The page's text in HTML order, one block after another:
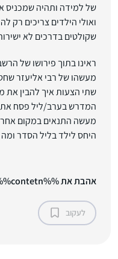
של למידה ותהיה שמכניס
ואולי הילדים צריכים רק
שקולטים בדרכים לא
ראינו בתוך פירושו של
מעשהו של רבי אליעזר
שתי הצעות איך להבין את
המדרש בערב/ליל פסח את
מעשה התנאים במקום
היחס לילד בליל הסדר
אהבת את %%contetn%%? עקבי לקבלת שיעורים חדשים!
לעקוב